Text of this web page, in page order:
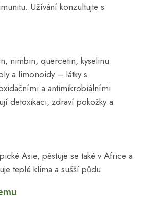
Užívání konzultujte s
nimbin, quercetin, kyselinu
a limonoidy – látky s
a antimikrobiálními
detoxikaci, zdraví pokožky a
Asie, pěstuje se také v Africe a
teplé klima a sušší půdu.